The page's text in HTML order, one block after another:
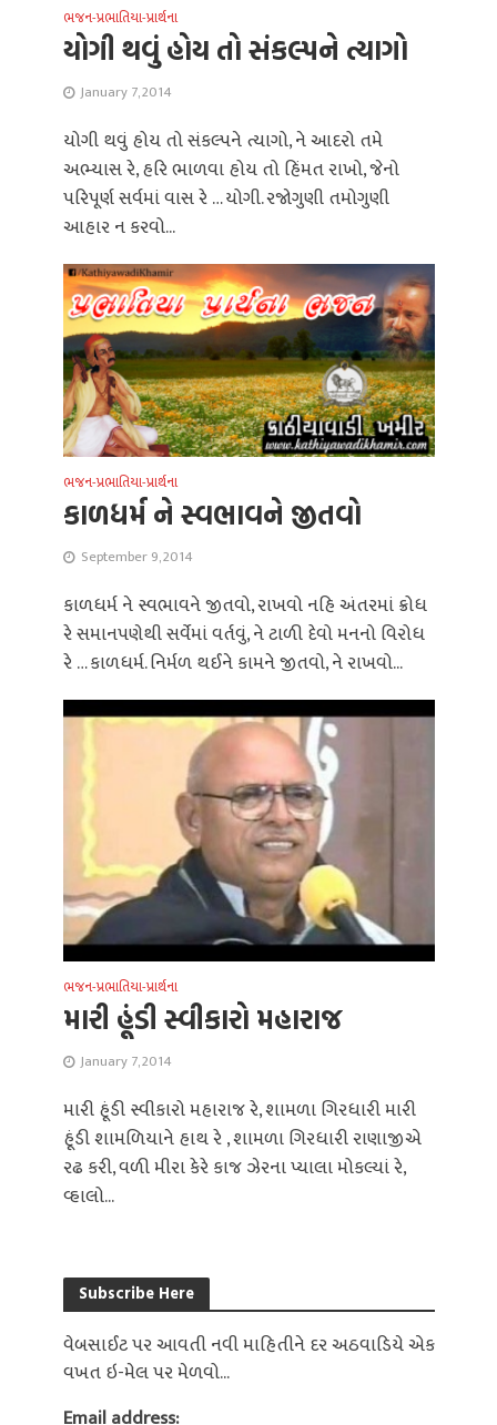
ભજન-પ્રભાતિયા-પ્રાર્થના
યોગી થવું હોય તો સંકલ્પને ત્યાગો
January 7, 2014
યોગી થવું હોય તો સંકલ્પને ત્યાગો, ને આદરો તમે
અભ્યાસ રે, હરિ ભાળવા હોય તો હિંમત રાખો, જેનો
પરિપૂર્ણ સર્વમાં વાસ રે … યોગી. રજોગુણી તમોગુણી
આહાર ન કરવો...
ભજન-પ્રભાતિયા-પ્રાર્થના
કાળધર્મ ને સ્વભાવને જીતવો
September 9, 2014
કાળધર્મ ને સ્વભાવને જીતવો, રાખવો નહિ અંતરમાં ક્રોધ
રે સમાનપણેથી સર્વેમાં વર્તવું, ને ટાળી દેવો મનનો વિરોધ
રે … કાળધર્મ. નિર્મળ થઈને કામને જીતવો, ને રાખવો...
ભજન-પ્રભાતિયા-પ્રાર્થના
મારી હૂંડી સ્વીકારો મહારાજ
January 7, 2014
મારી હૂંડી સ્વીકારો મહારાજ રે, શામળા ગિરધારી મારી
હૂંડી શામળિયાને હાથ રે , શામળા ગિરધારી રાણાજીએ
રઢ કરી, વળી મીરા કેરે કાજ ઝેરના પ્યાલા મોકલ્યાં રે,
વ્હાલો...
Subscribe Here
વેબસાઈટ પર આવતી નવી માહિતીને દર અઠવાડિયે એક
વખત ઇ-મેલ પર મેળવો...
Email address: